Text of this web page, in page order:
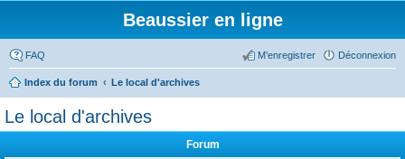
Beaussier en ligne
FAQ Déconnexion
M’enregistrer
Index du forum Le local d'archives
Le local d'archives
Forum